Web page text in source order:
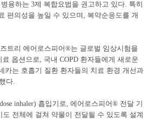
용하는 3제 복합요법을 권고하고 있다. 특히
편의성을 높일 수 있으며, 복약순응도를 개
트리 에어로스피어®는 글로벌 임상시험을
옵션으로, 국내 COPD 환자들에게 새로운
카는 호흡기 질환 환자들의 치료 환경 개선과
다.
inhaler) 흡입기로, 에어로스피어® 전달 기
전체에 걸쳐 약물이 전달될 수 있도록 설계